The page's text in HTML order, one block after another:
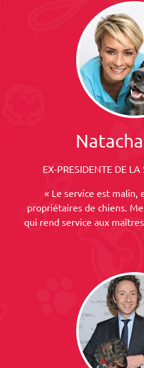
EX-PRESIDENTE DE
« Le service est malin,
propriétaires de chiens.
qui rend service aux